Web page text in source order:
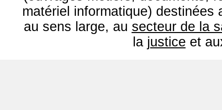
matériel informatique) destinées
au sens large, au secteur de la
la justice et